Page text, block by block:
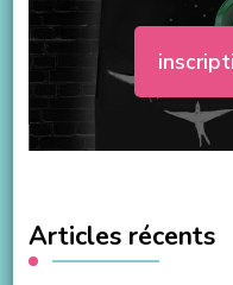
Articles récents